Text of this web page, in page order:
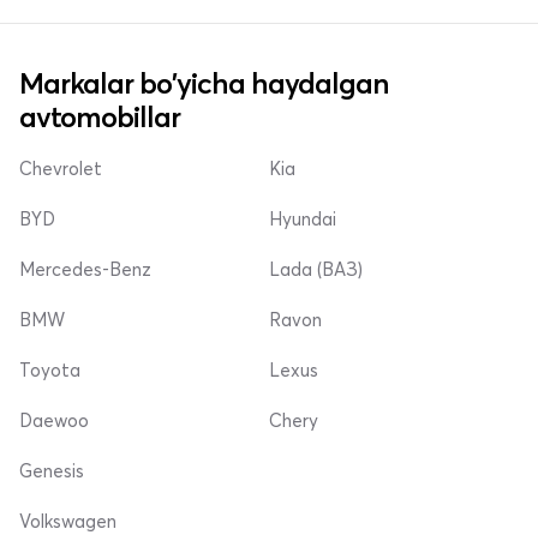
Markalar bo'yicha haydalgan
avtomobillar
Chevrolet
BYD
Mercedes-Benz
Kia
Hyundai
Lada (ВАЗ)
BMW
Toyota
Daewoo
Ravon
Lexus
Chery
Genesis
Volkswagen